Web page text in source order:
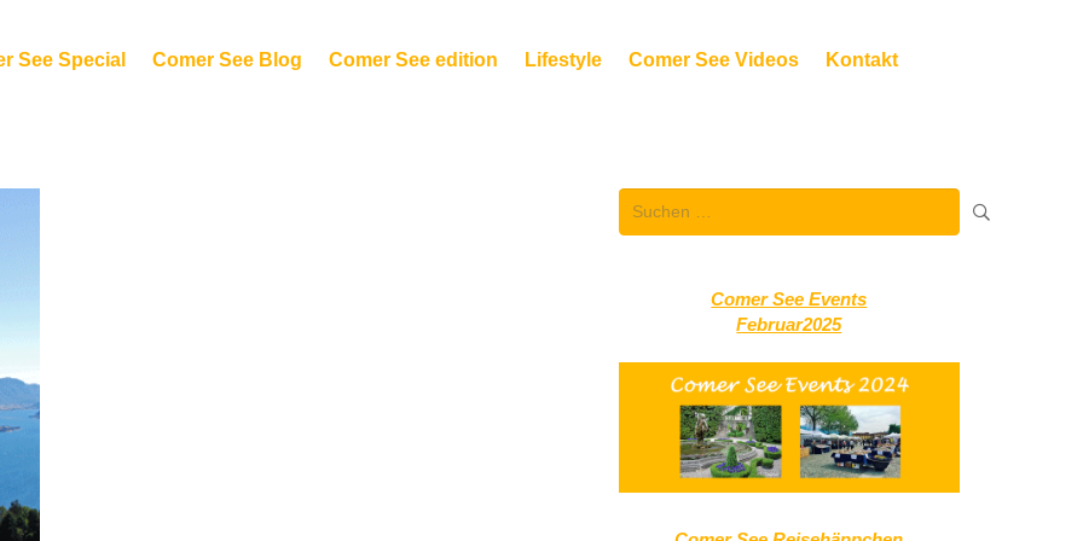
See Special Comer See Blog Comer See edition Lifestyle Comer See Videos Kontakt
nach:
Comer See Events
Februar2025